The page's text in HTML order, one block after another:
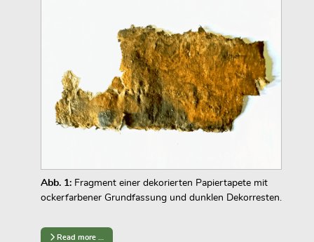
Abb. 1: Fragment einer dekorierten Papiertapete mit
ockerfarbener Grundfassung und dunklen Dekorresten.
Read more …